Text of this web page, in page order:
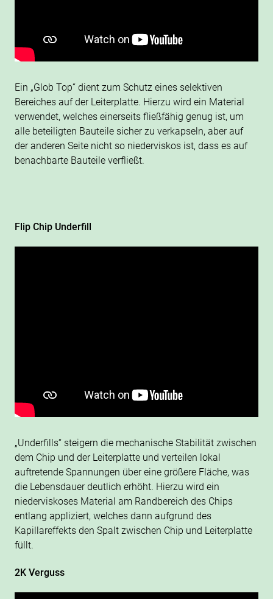
Ein „Glob Top“ dient zum Schutz eines selektiven
Bereiches auf der Leiterplatte. Hierzu wird ein Material
verwendet, welches einerseits fließfähig genug ist, um
alle beteiligten Bauteile sicher zu verkapseln, aber auf
der anderen Seite nicht so niederviskos ist, dass es auf
benachbarte Bauteile verfließt.
Flip Chip Underfill
„Underfills“ steigern die mechanische Stabilität zwischen
dem Chip und der Leiterplatte und verteilen lokal
auftretende Spannungen über eine größere Fläche, was
die Lebensdauer deutlich erhöht. Hierzu wird ein
niederviskoses Material am Randbereich des Chips
entlang appliziert, welches dann aufgrund des
Kapillareffekts den Spalt zwischen Chip und Leiterplatte
füllt.
2K Verguss